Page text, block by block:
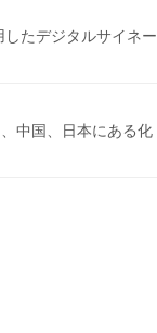
たデジタルサイネー
中国、日本にある化